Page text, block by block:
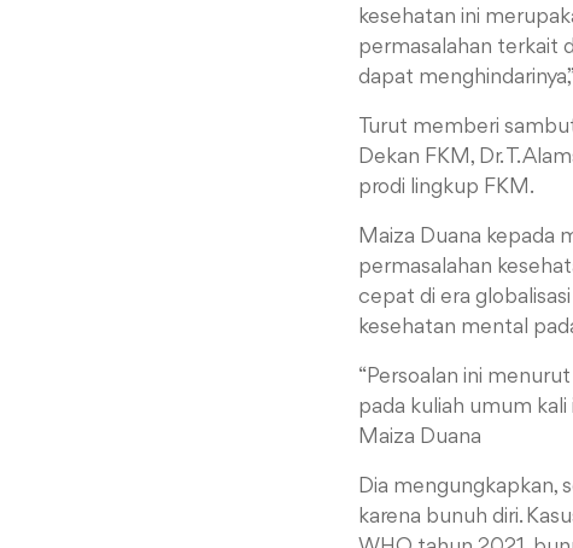
kesehatan ini
permasalahan terkait
dapat
Turut memberi
Dekan FKM, Dr. T.
prodi lingkup FKM.
Maiza Duana kepada
permasalahan
cepat di era
kesehatan mental
“Persoalan ini
pada kuliah umum kali
Maiza Duana
Dia mengungkapkan,
karena bunuh diri.